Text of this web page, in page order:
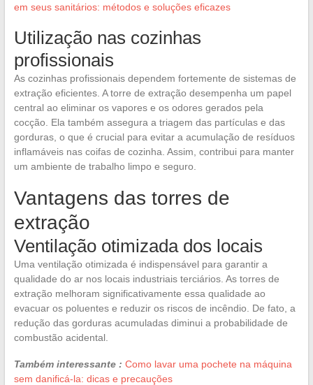
em seus sanitários: métodos e soluções eficazes
Utilização nas cozinhas
profissionais
As cozinhas profissionais dependem fortemente de sistemas de
extração eficientes. A torre de extração desempenha um papel
central ao eliminar os vapores e os odores gerados pela
cocção. Ela também assegura a triagem das partículas e das
gorduras, o que é crucial para evitar a acumulação de resíduos
inflamáveis nas coifas de cozinha. Assim, contribui para manter
um ambiente de trabalho limpo e seguro.
Vantagens das torres de
extração
Ventilação otimizada dos locais
Uma ventilação otimizada é indispensável para garantir a
qualidade do ar nos locais industriais terciários. As torres de
extração melhoram significativamente essa qualidade ao
evacuar os poluentes e reduzir os riscos de incêndio. De fato, a
redução das gorduras acumuladas diminui a probabilidade de
combustão acidental.
Também interessante : Como lavar uma pochete na máquina
sem danificá-la: dicas e precauções